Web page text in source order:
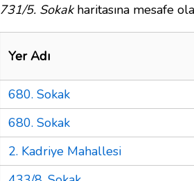
731/5. Sokakharitasına mesafe
Yer Adı
680. Sokak
680. Sokak
2. Kadriye Mahallesi